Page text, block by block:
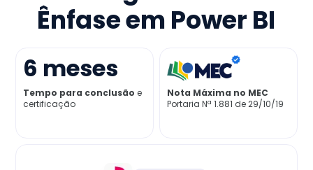
Já sou aluno
Ênfase em Power BI
6 meses
Tempo para conclusão e
certificação
Nota Máxima no MEC
Portaria Nª 1.881 de 29/10/19